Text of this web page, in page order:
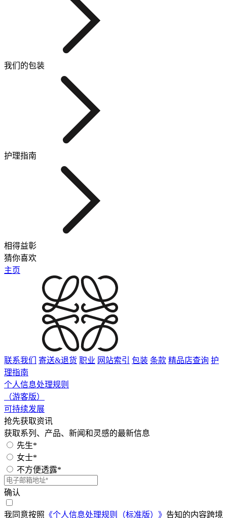
我们的包装
护理指南
相得益彰
猜你喜欢
主页
联系我们 寄送&退货 职业 网站索引 包装 条款 精品店查询 护
理指南
个人信息处理规则
（游客版）
可持续发展
抢先获取资讯
获取系列、产品、新闻和灵感的最新信息
先生*
女士*
不方便透露*
确认
我同意按照 《个人信息处理规则（标准版）》 告知的内容跨境